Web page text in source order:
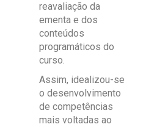
reavaliação da
ementa e dos
conteúdos
programáticos do
curso.
Assim, idealizou-se
o desenvolvimento
de competências
mais voltadas ao